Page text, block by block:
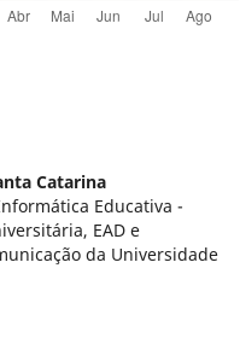
Catarina
Educativa -
EAD e
da Universidade